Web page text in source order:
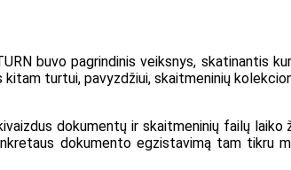
buvo pagrindinis veiksnys, skatinantis
turtui, pavyzdžiui, skaitmeninių
dokumentų ir skaitmeninių failų
dokumento egzistavimą tam tikru